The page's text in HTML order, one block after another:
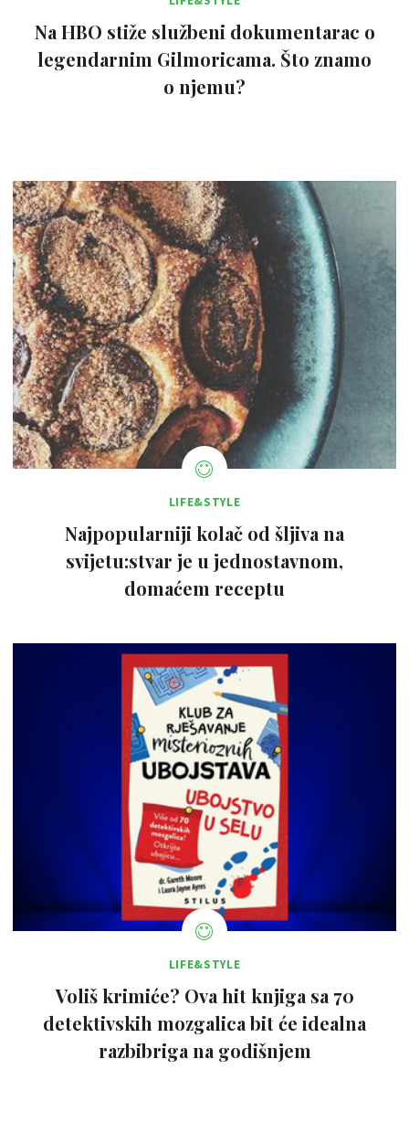
Na HBO stiže službeni dokumentarac o
legendarnim Gilmoricama. Što znamo
o njemu?
LIFE&STYLE
Najpopularniji kolač od šljiva na
svijetu:stvar je u jednostavnom,
domaćem receptu
LIFE&STYLE
Voliš krimiće? Ova hit knjiga sa 70
detektivskih mozgalica bit će idealna
razbibriga na godišnjem